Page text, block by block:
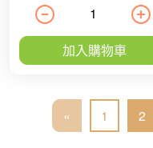
加入購物車
« 1 2